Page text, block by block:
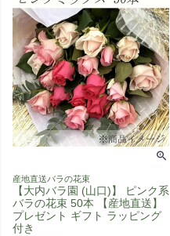
産地直送バラの花束
【大内バラ園 (山口)】 ピンク系
バラの花束 50本 【産地直送】
プレゼント ギフト ラッピング
付き